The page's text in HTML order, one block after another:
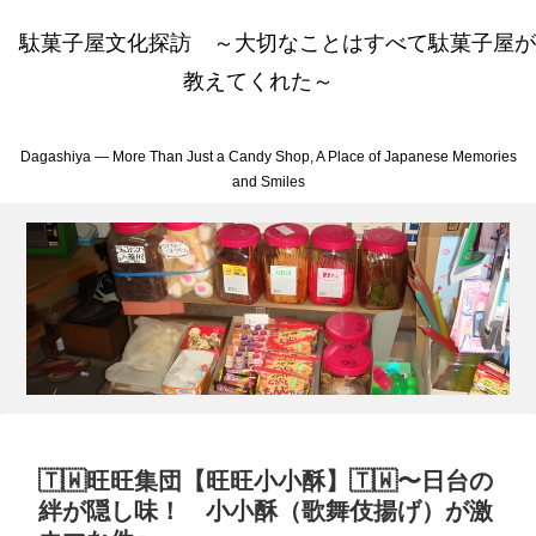
駄菓子屋文化探訪 ～大切なことはすべて駄菓子屋が
教えてくれた～
Dagashiya — More Than Just a Candy Shop, A Place of Japanese Memories
and Smiles
🇹🇼旺旺集団【旺旺小小酥】🇹🇼〜日台の
絆が隠し味！ 小小酥（歌舞伎揚げ）が激